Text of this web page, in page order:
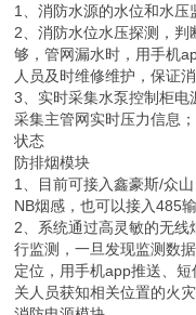
1、消防水源的水位和水
2、消防水位水压探测，判
够，管网漏水时，用手机
人员及时维修维护，保证
3、实时采集水泵控制柜
采集主管网实时压力信息
状态
防排烟模块
1、目前可接入鑫豪斯/众
NB烟感，也可以接入485
2、系统通过高灵敏的无
行监测，一旦发现监测数
定位，用手机app推送、
关人员获知相关位置的火灾